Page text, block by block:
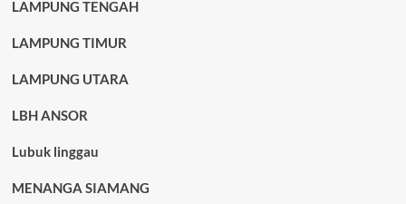
LAMPUNG TENGAH
LAMPUNG TIMUR
LAMPUNG UTARA
LBH ANSOR
Lubuk linggau
MENANGA SIAMANG